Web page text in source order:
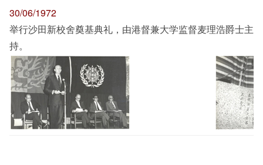
30/06/1972
举行沙田新校舍奠基典礼，由港督兼大学监督麦理浩爵士主
持。